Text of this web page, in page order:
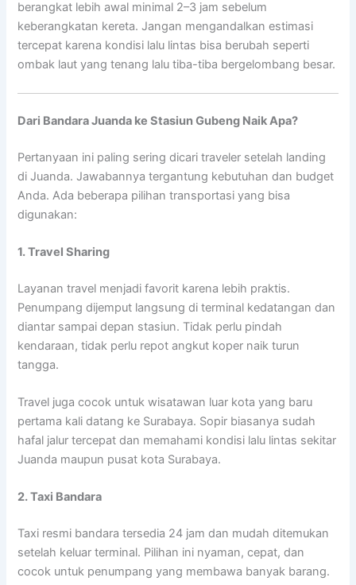
berangkat lebih awal minimal 2–3 jam sebelum
keberangkatan kereta. Jangan mengandalkan estimasi
tercepat karena kondisi lalu lintas bisa berubah seperti
ombak laut yang tenang lalu tiba-tiba bergelombang besar.
Dari Bandara Juanda ke Stasiun Gubeng Naik Apa?
Pertanyaan ini paling sering dicari traveler setelah landing
di Juanda. Jawabannya tergantung kebutuhan dan budget
Anda. Ada beberapa pilihan transportasi yang bisa
digunakan:
1. Travel Sharing
Layanan travel menjadi favorit karena lebih praktis.
Penumpang dijemput langsung di terminal kedatangan dan
diantar sampai depan stasiun. Tidak perlu pindah
kendaraan, tidak perlu repot angkut koper naik turun
tangga.
Travel juga cocok untuk wisatawan luar kota yang baru
pertama kali datang ke Surabaya. Sopir biasanya sudah
hafal jalur tercepat dan memahami kondisi lalu lintas sekitar
Juanda maupun pusat kota Surabaya.
2. Taxi Bandara
Taxi resmi bandara tersedia 24 jam dan mudah ditemukan
setelah keluar terminal. Pilihan ini nyaman, cepat, dan
cocok untuk penumpang yang membawa banyak barang.